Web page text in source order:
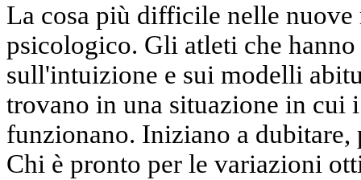
La cosa più difficile nelle nuove
psicologico. Gli atleti che
sull'intuizione e sui modelli
trovano in una situazione in cui
funzionano. Iniziano a
Chi è pronto per le variazioni